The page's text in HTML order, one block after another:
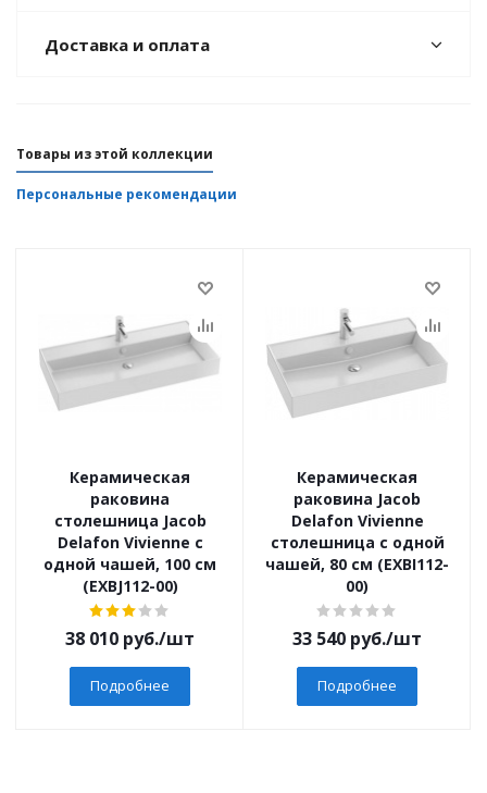
Доставка и оплата
Товары из этой коллекции
Персональные рекомендации
Керамическая
раковина
столешница Jacob
Delafon Vivienne с
одной чашей, 100 см
(EXBJ112-00)
38 010 руб./шт
Подробнее
Керамическая
раковина Jacob
Delafon Vivienne
столешница с одной
чашей, 80 см (EXBI112-
00)
33 540 руб./шт
Подробнее